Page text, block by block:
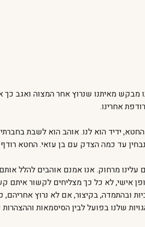
מבקש מאיתנו שנרוץ אחר המצוה ואגב
אחרינו.
ידיד הוא לנו. אוהב הוא לשבת
עד כמה הצדק עם בן עזאי. החטא
מרחוק. אנו אמנם אוהבים להלל
אישי, לא כל כך מצליחים לקשור
ובהתמדה, בקיצור, אם לא נרוץ אחריהם,
שלנו בפועל לבין הסיסמאות